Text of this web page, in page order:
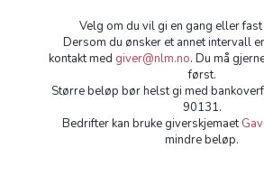
GI TIL LEIRSTEDER
Velg om du vil gi en gang eller
Dersom du ønsker et annet intervall
kontakt med giver@nlm.no. Du må
først.
Større beløp bør helst gi med
90131.
Bedrifter kan bruke giverskjemaet
mindre beløp.